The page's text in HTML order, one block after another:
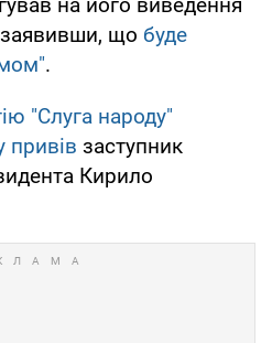
заявивши, що буде
.
"Слуга народу"
привів заступник
Кирило